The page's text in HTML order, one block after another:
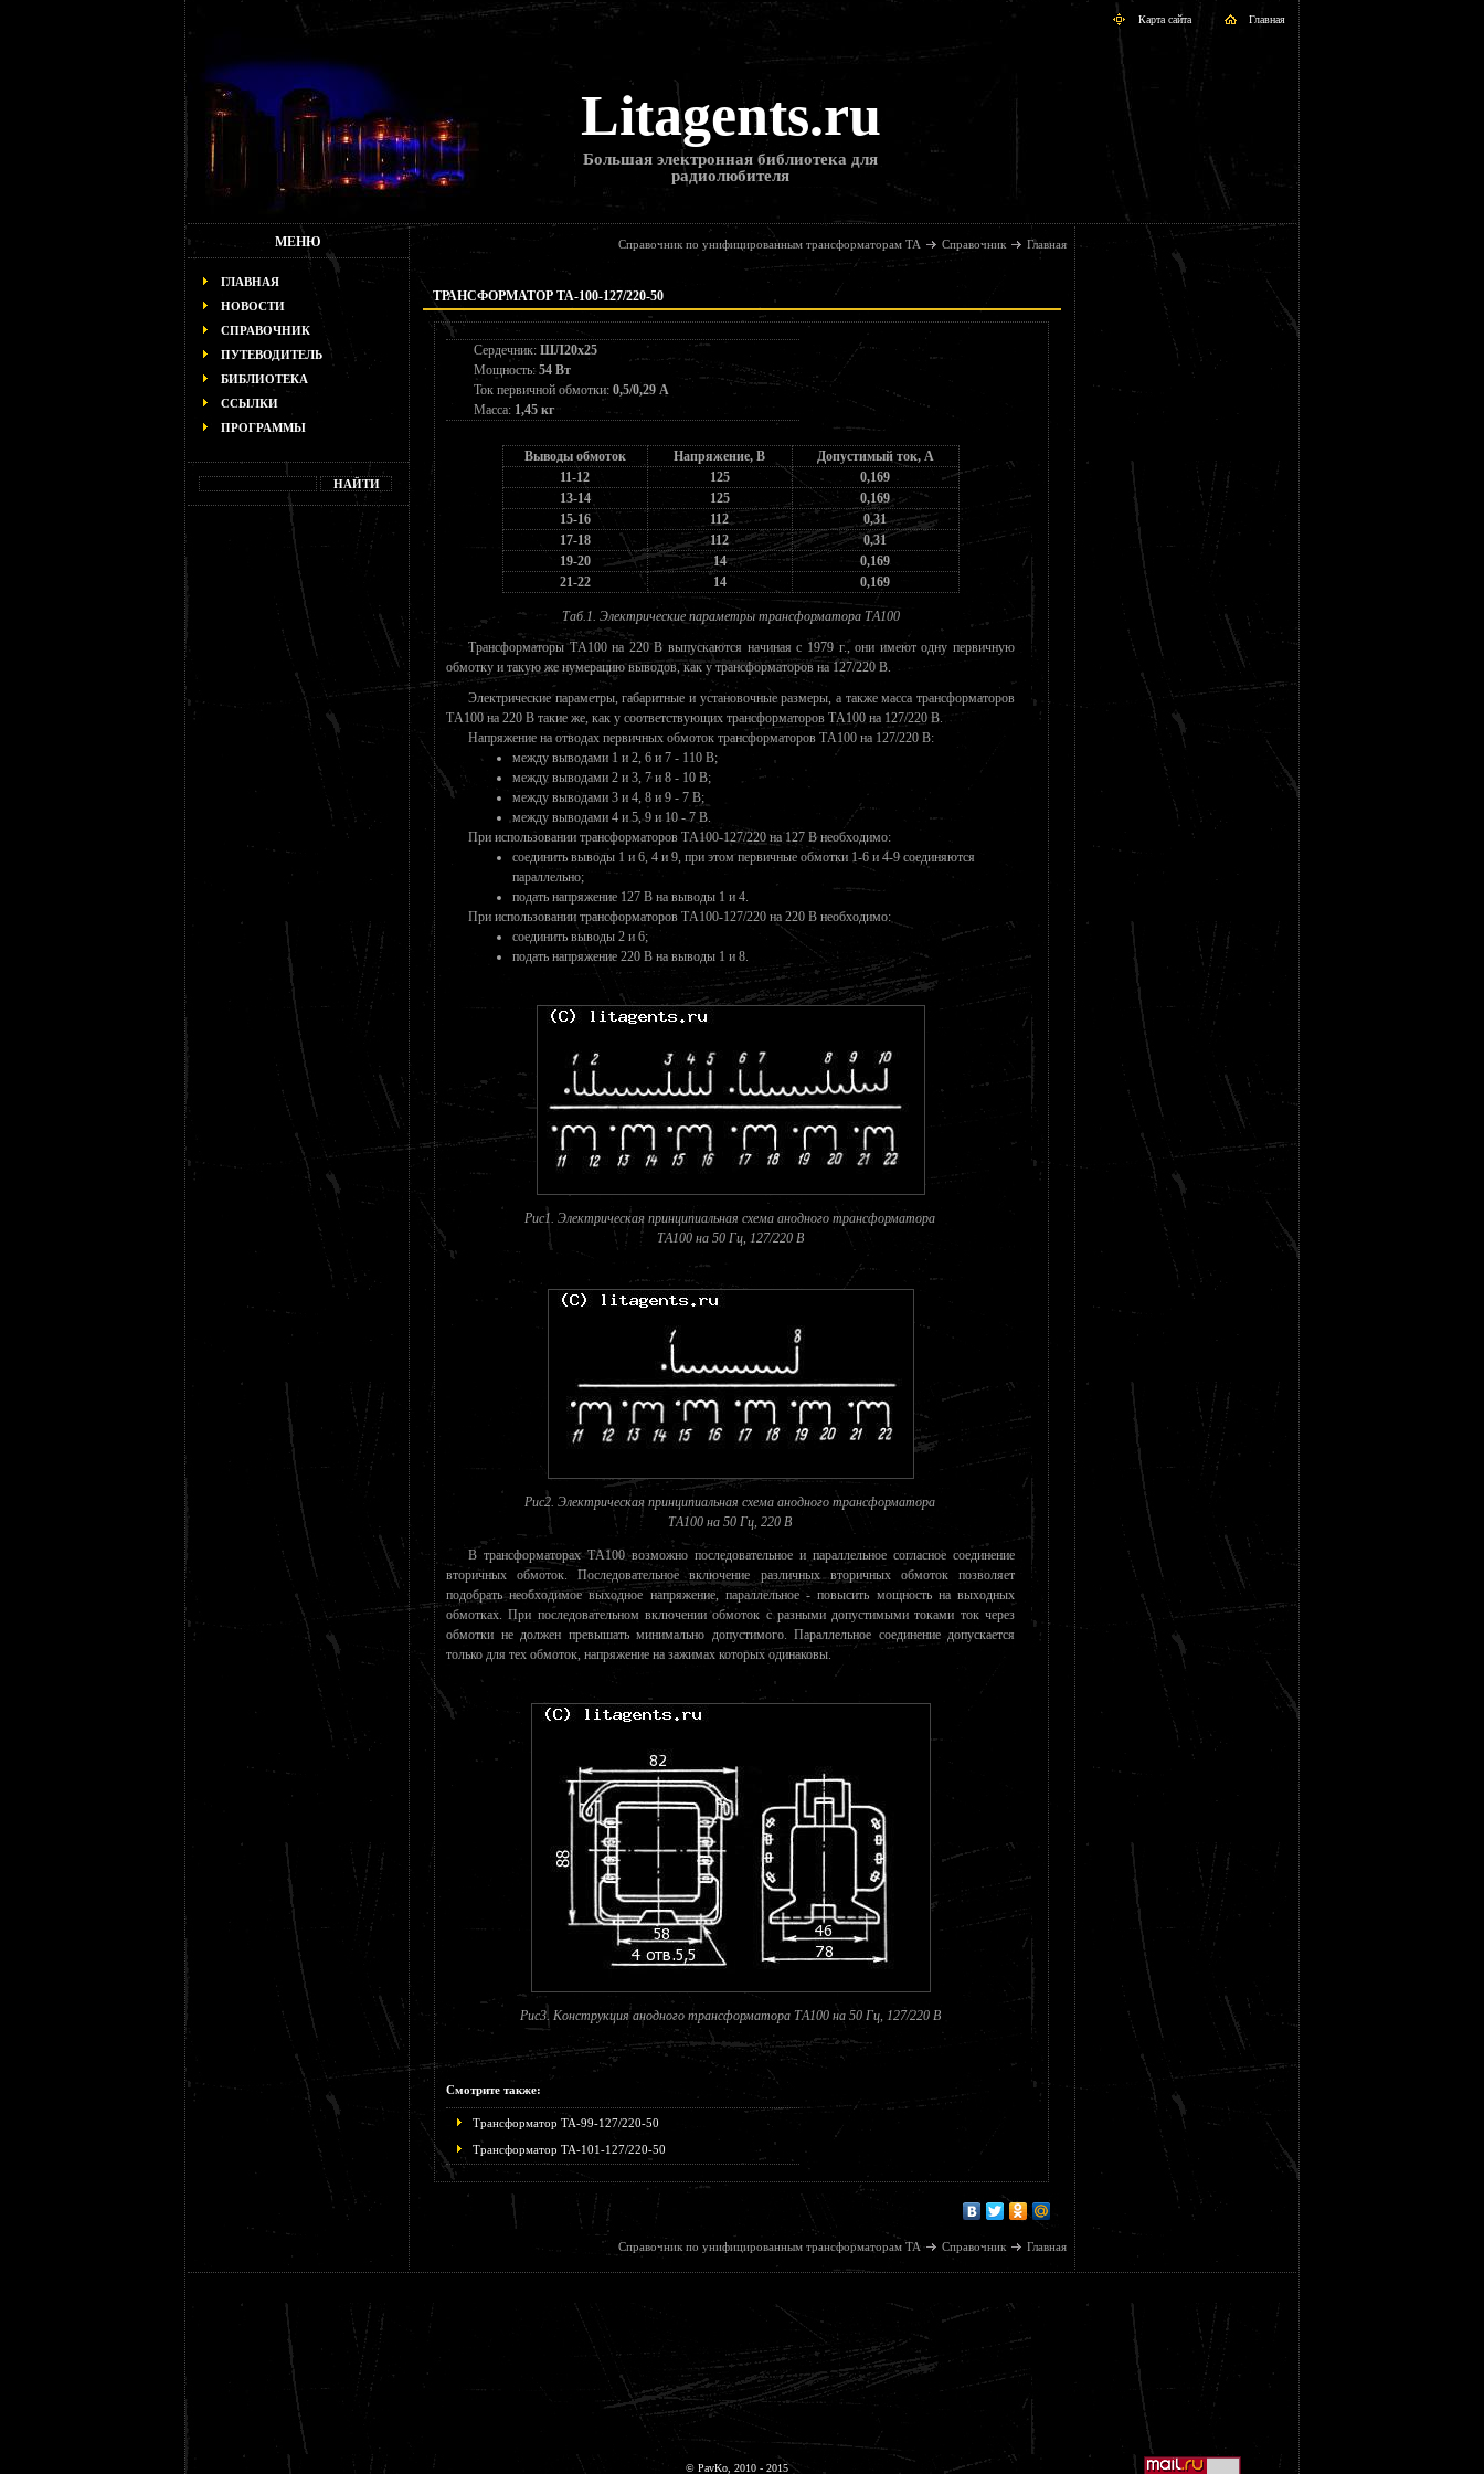
Главная
Карта сайта
Litagents.ru
Большая электронная библиотека для
радиолюбителя
МЕНЮ
ГЛАВНАЯ
НОВОСТИ
СПРАВОЧНИК
ПУТЕВОДИТЕЛЬ
БИБЛИОТЕКА
ССЫЛКИ
ПРОГРАММЫ
Справочник по унифицированным трансформаторам ТА Справочник Главная
ТРАНСФОРМАТОР ТА-100-127/220-50
Сердечник: ШЛ20х25
Мощность:54 Вт
Ток первичной обмотки: 0,5/0,29 А
Масса: 1,45 кг
Выводы обмоток Напряжение, В
Допустимый ток, А
11-12
125
0,169
13-14
125
0,169
15-16
112
0,31
17-18
112
0,31
19-20
14
0,169
21-22
14 0,169
Таб.1. Электрические параметры трансформатора ТA100
Трансформаторы ТA100 на 220 В выпускаются начиная с 1979 г., они имеют одну первичную
обмотку и такую же нумерацию выводов, как у трансформаторов на 127/220 В.
Электрические параметры, габаритные и установочные размеры, а также масса трансформаторов
ТA100 на 220 В такие же, как у соответствующих трансформаторов ТA100 на 127/220 В.
Напряжение на отводах первичных обмоток трансформаторов ТA100 на 127/220 В:
между выводами 1 и 2, 6 и 7 - 110 В;
между выводами 2 и 3, 7 и 8 - 10 В;
между выводами 3 и 4, 8 и 9 - 7 В;
между выводами 4 и 5, 9 и 10 - 7 В.
При использовании трансформаторов ТA100-127/220 на 127 В необходимо:
соединить выводы 1 и 6, 4 и 9, при этом первичные обмотки 1-6 и 4-9 соединяются
параллельно;
подать напряжение 127 В на выводы 1 и 4.
При использовании трансформаторов ТA100-127/220 на 220 В необходимо:
соединить выводы 2 и 6;
подать напряжение 220 В на выводы 1 и 8.
Рис1. Электрическая принципиальная схема анодного трансформатора
ТA100 на 50 Гц, 127/220 В
Рис2. Электрическая принципиальная схема анодного трансформатора
ТA100 на 50 Гц, 220 В
В трансформаторах ТA100 возможно последовательное и параллельное согласное соединение
вторичных обмоток. Последовательное включение различных вторичных обмоток позволяет
подобрать необходимое выходное напряжение, параллельное - повысить мощность на выходных
обмотках. При последовательном включении обмоток с разными допустимыми токами ток через
обмотки не должен превышать минимально допустимого. Параллельное соединение допускается
только для тех обмоток, напряжение на зажимах которых одинаковы.
Рис3. Конструкция анодного трансформатора ТA100 на 50 Гц, 127/220 В
Смотрите также:
Трансформатор ТА-99-127/220-50
Трансформатор ТА-101-127/220-50
Справочник по унифицированным трансформаторам ТА Справочник Главная
© PavKo, 2010 - 2015